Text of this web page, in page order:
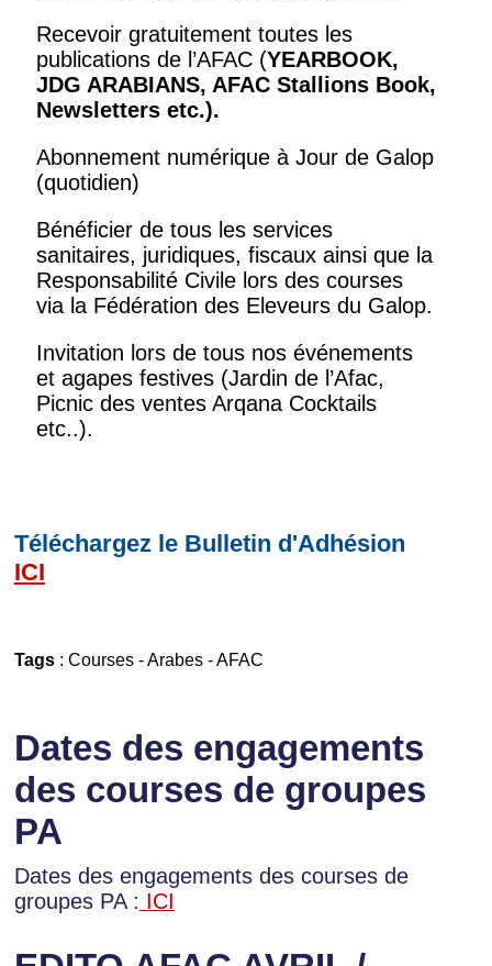
Recevoir gratuitement toutes les
publications de l’AFAC (YEARBOOK,
JDG ARABIANS, AFAC Stallions Book,
Newsletters etc.).
Abonnement numérique à Jour de Galop
(quotidien)
Bénéficier de tous les services
sanitaires, juridiques, fiscaux ainsi que la
Responsabilité Civile lors des courses
via la Fédération des Eleveurs du Galop.
Invitation lors de tous nos événements
et agapes festives (Jardin de l’Afac,
Picnic des ventes Arqana Cocktails
etc..).
Téléchargez le Bulletin d'Adhésion
ICI
Tags: Courses-Arabes-AFAC
Dates des engagements
des courses de groupes
PA
Dates des engagements des courses de
groupes PA : ICI